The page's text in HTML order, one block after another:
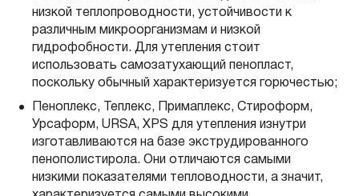
низкой теплопроводности, устойчивости к
различным микроорганизмам и низкой
гидрофобности. Для утепления стоит
использовать самозатухающий пенопласт,
поскольку обычный характеризуется горючестью;
Пеноплекс, Теплекс, Примаплекс, Стироформ,
Урсаформ, URSA, XPS для утепления изнутри
изготавливаются на базе экструдированного
пенополистирола. Они отличаются самыми
низкими показателями тепловодности, а значит,